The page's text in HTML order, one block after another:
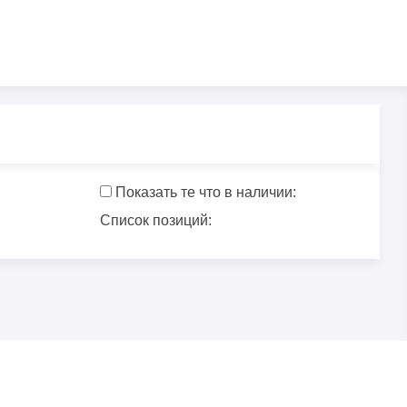
Показать те что в наличии:
Список позиций: